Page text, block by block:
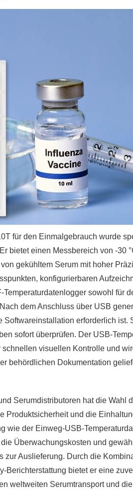
für den Einmalgebrauch wurde
bietet einen Messbereich von -30
gekühltem Serum mit hoher
konfigurierbaren
sowohl für
dem Anschluss über USB
erforderlich ist.
sofort überprüfen. Der USB-
visuellen Kontrolle und
behördlichen Dokumentation
Serumdistributoren hat die Wahl
Produktsicherheit und die
wie der Einweg-USB-
Überwachungskosten und
Auslieferung. Durch die
Berichterstattung bietet er eine
weltweiten Serumtransport und